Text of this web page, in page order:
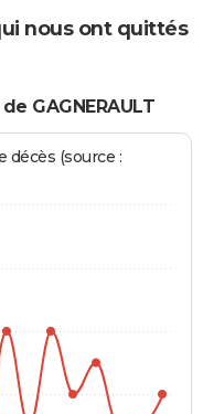
nous ont quittés
GAGNERAULT
(source :